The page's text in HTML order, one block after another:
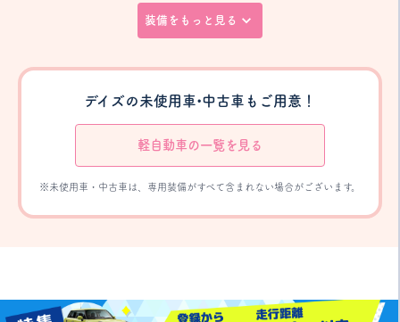
装備をもっと見る
デイズの未使用車•中古車もご用意！
軽自動車の一覧を見る
※未使用車・中古車は、専用装備がすべて含まれない場合がございます。